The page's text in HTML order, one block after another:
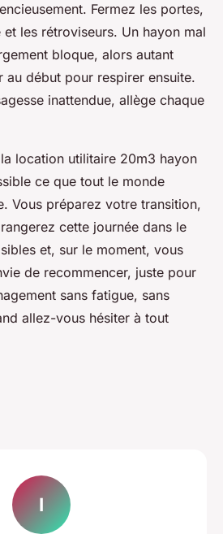
Fermez les portes,
les rétroviseurs. Un hayon mal
bloque, alors autant
début pour respirer ensuite.
inattendue, allège chaque
location utilitaire 20m3 hayon
ce que tout le monde
Vous préparez votre transition,
cette journée dans le
et, sur le moment, vous
de recommencer, juste pour
sans fatigue, sans
allez-vous hésiter à tout
I